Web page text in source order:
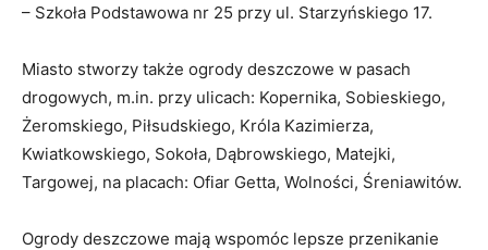
– Szkoła Podstawowa nr 25 przy ul. Starzyńskiego 17.
Miasto stworzy także ogrody deszczowe w pasach
drogowych, m.in. przy ulicach: Kopernika, Sobieskiego,
Żeromskiego, Piłsudskiego, Króla Kazimierza,
Kwiatkowskiego, Sokoła, Dąbrowskiego, Matejki,
Targowej, na placach: Ofiar Getta, Wolności, Śreniawitów.
Ogrody deszczowe mają wspomóc lepsze przenikanie